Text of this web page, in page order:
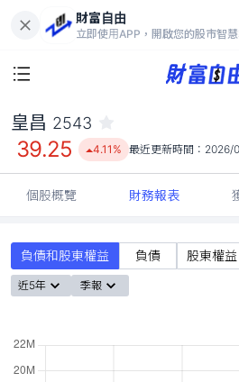
財富自由
立即使用APP，開啟您的股市智慧
39.25
4.11%
皇昌 2543
39.25 4.11% 最近更新時間： 2026/
個股概覽 財務報表
負債和股東權益 負債 股東權益
近5年 季報